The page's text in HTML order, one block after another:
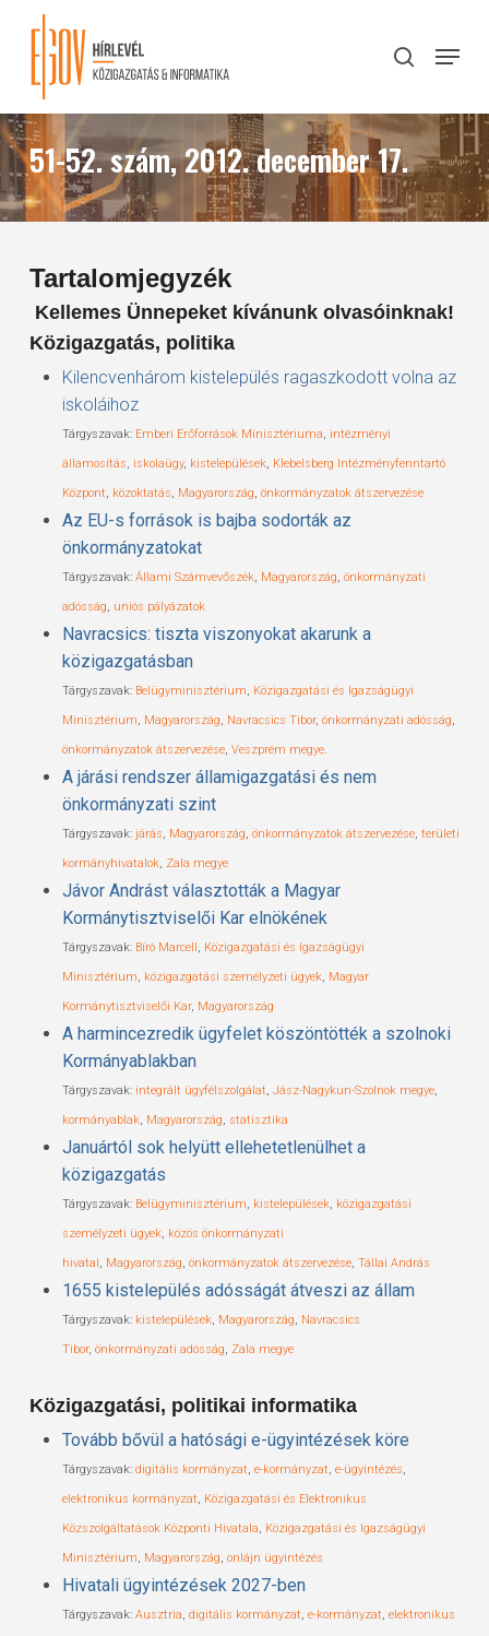
content
search
Menu
51-52. szám, 2012. december 17.
Tartalomjegyzék
Kellemes Ünnepeket kívánunk olvasóinknak!
Közigazgatás, politika
Kilencvenhárom kistelepülés ragaszkodott volna az
iskoláihoz
Tárgyszavak: Emberi Erőforrások Minisztériuma, intézményi
államosítás, iskolaügy, kistelepülések, Klebelsberg Intézményfenntartó
Központ, közoktatás, Magyarország, önkormányzatok átszervezése
Az EU-s források is bajba sodorták az
önkormányzatokat
Tárgyszavak: Állami Számvevőszék, Magyarország, önkormányzati
adósság, uniós pályázatok
Navracsics: tiszta viszonyokat akarunk a
közigazgatásban
Tárgyszavak: Belügyminisztérium, Közigazgatási és Igazságügyi
Minisztérium, Magyarország, Navracsics Tibor, önkormányzati adósság,
önkormányzatok átszervezése, Veszprém megye.
A járási rendszer államigazgatási és nem
önkormányzati szint
Tárgyszavak: járás, Magyarország, önkormányzatok átszervezése, területi
kormányhivatalok, Zala megye
Jávor Andrást választották a Magyar
Kormánytisztviselői Kar elnökének
Tárgyszavak: Bíró Marcell, Közigazgatási és Igazságügyi
Minisztérium, közigazgatási személyzeti ügyek, Magyar
Kormánytisztviselői Kar, Magyarország
A harmincezredik ügyfelet köszöntötték a szolnoki
Kormányablakban
Tárgyszavak: integrált ügyfélszolgálat, Jász-Nagykun-Szolnok megye,
kormányablak, Magyarország, statisztika
Januártól sok helyütt ellehetetlenülhet a
közigazgatás
Tárgyszavak: Belügyminisztérium, kistelepülések, közigazgatási
személyzeti ügyek, közös önkormányzati
hivatal, Magyarország, önkormányzatok átszervezése, Tállai András
1655 kistelepülés adósságát átveszi az állam
Tárgyszavak: kistelepülések, Magyarország, Navracsics
Tibor, önkormányzati adósság, Zala megye
Közigazgatási, politikai informatika
Tovább bővül a hatósági e-ügyintézések köre
Tárgyszavak: digitális kormányzat, e-kormányzat, e-ügyintézés,
elektronikus kormányzat, Közigazgatási és Elektronikus
Közszolgáltatások Központi Hivatala, Közigazgatási és Igazságügyi
Minisztérium, Magyarország, onlájn ügyintézés
Hivatali ügyintézések 2027-ben
Tárgyszavak: Ausztria, digitális kormányzat, e-kormányzat, elektronikus
Close